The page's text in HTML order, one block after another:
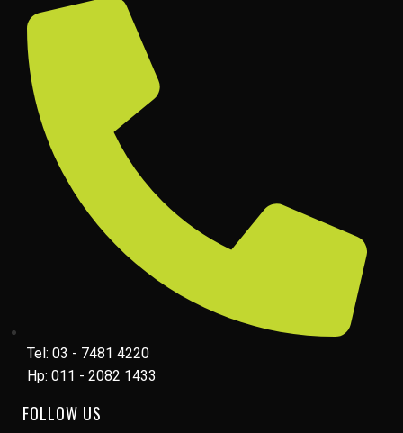
Tel: 03 - 7481 4220
Hp: 011 - 2082 1433
FOLLOW US